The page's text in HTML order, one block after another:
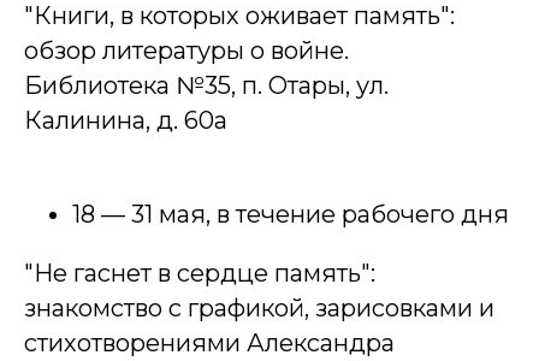
"Книги, в которых оживает память":
обзор литературы о войне.
Библиотека №35, п. Отары, ул.
Калинина, д. 60а
18 — 31 мая, в течение рабочего дня
"Не гаснет в сердце память":
знакомство с графикой, зарисовками и
стихотворениями Александра